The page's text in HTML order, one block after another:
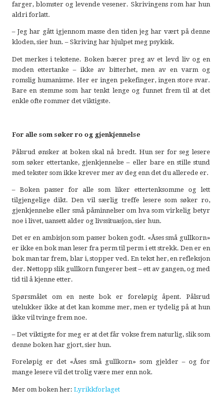
farger, blomster og levende vesener. Skrivingens rom har hun
aldri forlatt.
– Jeg har gått igjennom masse den tiden jeg har vært på denne
kloden, sier hun. – Skriving har hjulpet meg psykisk.
Det merkes i tekstene. Boken bærer preg av et levd liv og en
moden ettertanke – ikke av bitterhet, men av en varm og
romslig humanisme. Her er ingen pekefinger, ingen store svar.
Bare en stemme som har tenkt lenge og funnet frem til at det
enkle ofte rommer det viktigste.
For alle som søker ro og gjenkjennelse
Pålsrud ønsker at boken skal nå bredt. Hun ser for seg lesere
som søker ettertanke, gjenkjennelse – eller bare en stille stund
med tekster som ikke krever mer av deg enn det du allerede er.
– Boken passer for alle som liker ettertenksomme og lett
tilgjengelige dikt. Den vil særlig treffe lesere som søker ro,
gjenkjennelse eller små påminnelser om hva som virkelig betyr
noe i livet, uansett alder og livssituasjon, sier hun.
Det er en ambisjon som passer boken godt. «Åses små gullkorn»
er ikke en bok man leser fra perm til perm i ett strekk. Den er en
bok man tar frem, blar i, stopper ved. En tekst her, en refleksjon
der. Nettopp slik gullkorn fungerer best – ett av gangen, og med
tid til å kjenne etter.
Spørsmålet om en neste bok er foreløpig åpent. Pålsrud
utelukker ikke at det kan komme mer, men er tydelig på at hun
ikke vil tvinge frem noe.
– Det viktigste for meg er at det får vokse frem naturlig, slik som
denne boken har gjort, sier hun.
Foreløpig er det «Åses små gullkorn» som gjelder – og for
mange lesere vil det trolig være mer enn nok.
Mer om boken her: Lyrikkforlaget